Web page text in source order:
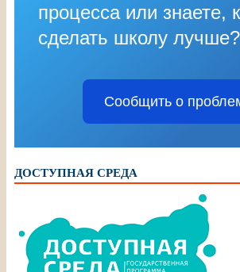
процесса или знаете,
сделать школу лучше?
Сообщить о
ДОСТУПНАЯ СРЕДА